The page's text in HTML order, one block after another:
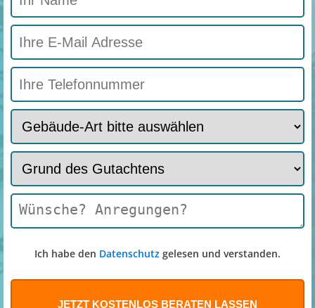
Ich habe den Datenschutz gelesen und verstanden.